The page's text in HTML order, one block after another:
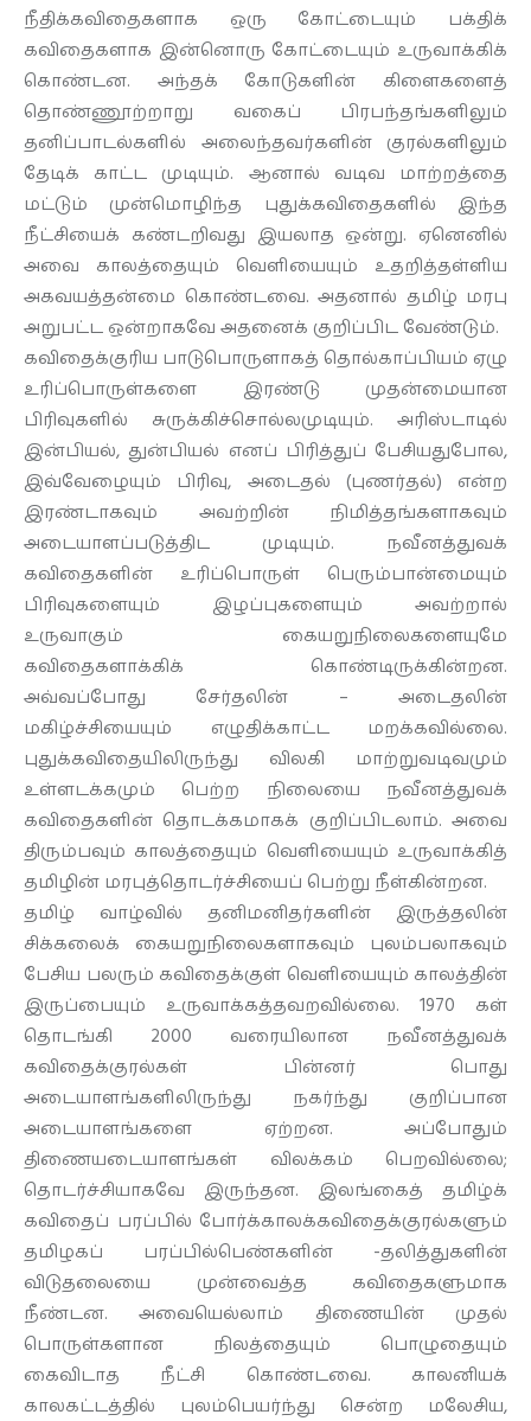
நீதிக்கவிதைகளாக ஒரு கோட்டையும் பக்திக்
கவிதைகளாக இன்னொரு கோட்டையும் உருவாக்கிக்
கொண்டன. அந்தக் கோடுகளின் கிளைகளைத்
தொண்ணூற்றாறு வகைப் பிரபந்தங்களிலும்
தனிப்பாடல்களில் அலைந்தவர்களின் குரல்களிலும்
தேடிக் காட்ட முடியும். ஆனால் வடிவ மாற்றத்தை
மட்டும் முன்மொழிந்த புதுக்கவிதைகளில் இந்த
நீட்சியைக் கண்டறிவது இயலாத ஒன்று. ஏனெனில்
அவை காலத்தையும் வெளியையும் உதறித்தள்ளிய
அகவயத்தன்மை கொண்டவை. அதனால் தமிழ் மரபு
அறுபட்ட ஒன்றாகவே அதனைக் குறிப்பிட வேண்டும்.
கவிதைக்குரிய பாடுபொருளாகத் தொல்காப்பியம் ஏழு
உரிப்பொருள்களை இரண்டு முதன்மையான
பிரிவுகளில் சுருக்கிச்சொல்லமுடியும். அரிஸ்டாடில்
இன்பியல், துன்பியல் எனப் பிரித்துப் பேசியதுபோல,
இவ்வேழையும் பிரிவு, அடைதல் (புணர்தல்) என்ற
இரண்டாகவும் அவற்றின் நிமித்தங்களாகவும்
அடையாளப்படுத்திட முடியும். நவீனத்துவக்
கவிதைகளின் உரிப்பொருள் பெரும்பான்மையும்
பிரிவுகளையும் இழப்புகளையும் அவற்றால்
உருவாகும் கையறுநிலைகளையுமே
கவிதைகளாக்கிக் கொண்டிருக்கின்றன.
அவ்வப்போது சேர்தலின் – அடைதலின்
மகிழ்ச்சியையும் எழுதிக்காட்ட மறக்கவில்லை.
புதுக்கவிதையிலிருந்து விலகி மாற்றுவடிவமும்
உள்ளடக்கமும் பெற்ற நிலையை நவீனத்துவக்
கவிதைகளின் தொடக்கமாகக் குறிப்பிடலாம். அவை
திரும்பவும் காலத்தையும் வெளியையும் உருவாக்கித்
தமிழின் மரபுத்தொடர்ச்சியைப் பெற்று நீள்கின்றன.
தமிழ் வாழ்வில் தனிமனிதர்களின் இருத்தலின்
சிக்கலைக் கையறுநிலைகளாகவும் புலம்பலாகவும்
பேசிய பலரும் கவிதைக்குள் வெளியையும் காலத்தின்
இருப்பையும் உருவாக்கத்தவறவில்லை. 1970 கள்
தொடங்கி 2000 வரையிலான நவீனத்துவக்
கவிதைக்குரல்கள் பின்னர் பொது
அடையாளங்களிலிருந்து நகர்ந்து குறிப்பான
அடையாளங்களை ஏற்றன. அப்போதும்
திணையடையாளங்கள் விலக்கம் பெறவில்லை;
தொடர்ச்சியாகவே இருந்தன. இலங்கைத் தமிழ்க்
கவிதைப் பரப்பில் போர்க்காலக்கவிதைக்குரல்களும்
தமிழகப் பரப்பில்பெண்களின் -தலித்துகளின்
விடுதலையை முன்வைத்த கவிதைகளுமாக
நீண்டன. அவையெல்லாம் திணையின் முதல்
பொருள்களான நிலத்தையும் பொழுதையும்
கைவிடாத நீட்சி கொண்டவை. காலனியக்
காலகட்டத்தில் புலம்பெயர்ந்து சென்ற மலேசிய,